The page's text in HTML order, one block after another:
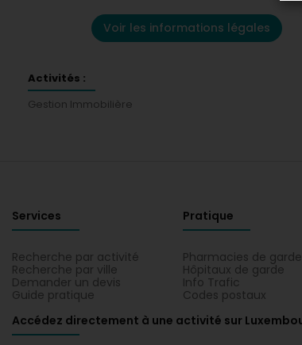
Voir les informations légales
Activités :
Gestion Immobilière
Services
Recherche par activité
Recherche par ville
Demander un devis
Guide pratique
Pratique
Pharmacies de garde
Hôpitaux de garde
Info Trafic
Codes postaux
Accédez directement à une activité sur